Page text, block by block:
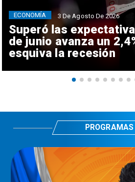
Superó las
de junio avanza un
esquiva la recesión
ECONOMÍA 3 De Agosto De 2026
PROGRAMAS